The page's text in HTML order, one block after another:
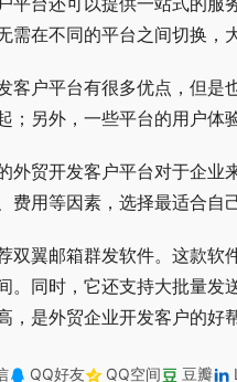
需在不同的平台之间切换，
客户平台有很多优点，但是
；另外，一些平台的用户体
外贸开发客户平台对于企
费用等因素，选择最适合自
双翼邮箱群发软件。这款软
。同时，它还支持大批量发
，是外贸企业开发客户的好帮
QQ好友 QQ空间 豆瓣